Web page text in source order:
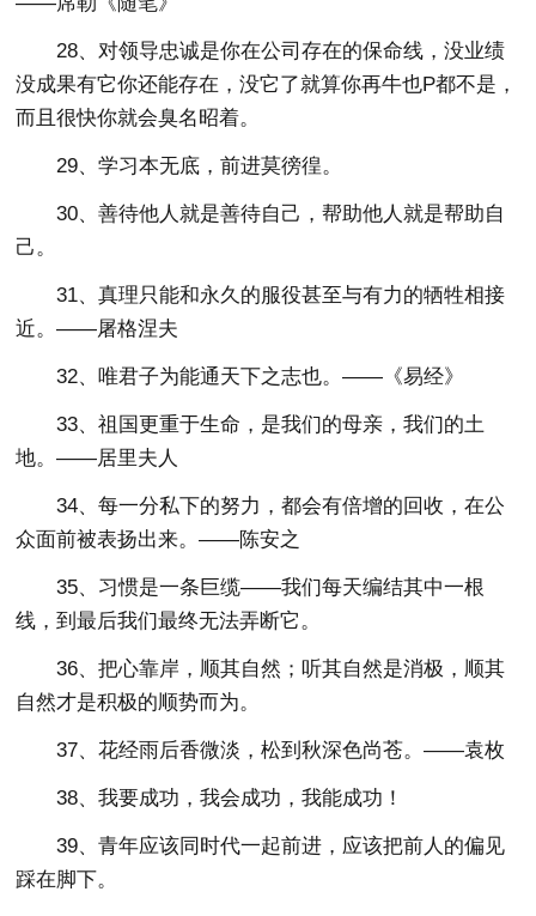
28、对领导忠诚是你在公司存在的保命线，没业绩
没成果有它你还能存在，没它了就算你再牛也P都不是，
而且很快你就会臭名昭着。
29、学习本无底，前进莫徬徨。
30、善待他人就是善待自己，帮助他人就是帮助自
己。
31、真理只能和永久的服役甚至与有力的牺牲相接
近。——屠格涅夫
32、唯君子为能通天下之志也。——《易经》
33、祖国更重于生命，是我们的母亲，我们的土
地。——居里夫人
34、每一分私下的努力，都会有倍增的回收，在公
众面前被表扬出来。——陈安之
35、习惯是一条巨缆——我们每天编结其中一根
线，到最后我们最终无法弄断它。
36、把心靠岸，顺其自然；听其自然是消极，顺其
自然才是积极的顺势而为。
37、花经雨后香微淡，松到秋深色尚苍。——袁枚
38、我要成功，我会成功，我能成功！
39、青年应该同时代一起前进，应该把前人的偏见
踩在脚下。